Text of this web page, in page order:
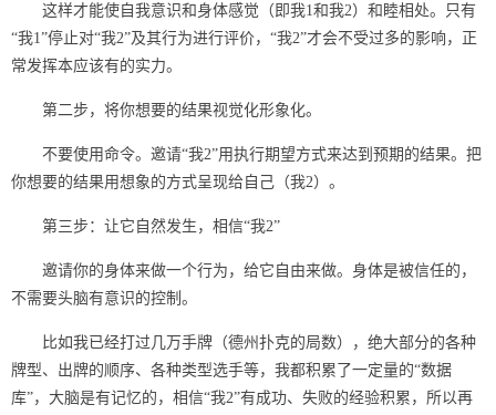
这样才能使自我意识和身体感觉（即我1和我2）和睦相处。只有
“我1”停止对“我2”及其行为进行评价，“我2”才会不受过多的影响，正
常发挥本应该有的实力。
第二步，将你想要的结果视觉化形象化。
不要使用命令。邀请“我2”用执行期望方式来达到预期的结果。把
你想要的结果用想象的方式呈现给自己（我2）。
第三步：让它自然发生，相信“我2”
邀请你的身体来做一个行为，给它自由来做。身体是被信任的，
不需要头脑有意识的控制。
比如我已经打过几万手牌（德州扑克的局数），绝大部分的各种
牌型、出牌的顺序、各种类型选手等，我都积累了一定量的“数据
库”，大脑是有记忆的，相信“我2”有成功、失败的经验积累，所以再